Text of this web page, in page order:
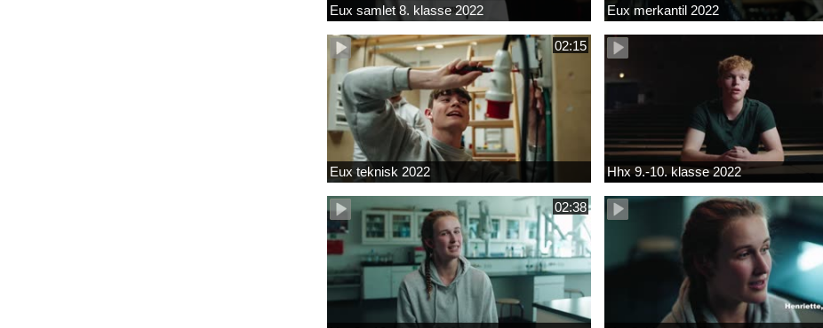
Eux samlet 8. klasse 2022 Eux merkantil 2022
02:15
Eux teknisk 2022 Hhx 9.-10. klasse 2022
02:38